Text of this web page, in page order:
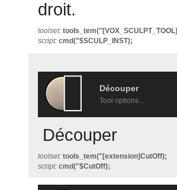
droit.
toolset:
script: cmd("$SCULP_INST);
Découper
Tool options...
Découper
toolset: tools_tem("[extension]CutOff);
script: cmd("$CutOff);